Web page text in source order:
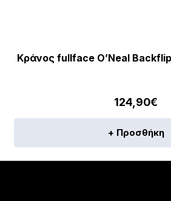
Κράνος fullface O’Neal
124,90€
+ Προσθήκη